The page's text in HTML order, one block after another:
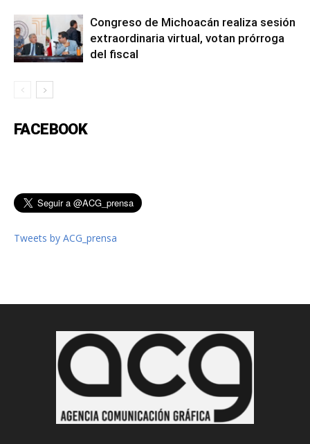
Congreso de Michoacán realiza sesión
extraordinaria virtual, votan prórroga
del fiscal
FACEBOOK
Tweets by ACG_prensa